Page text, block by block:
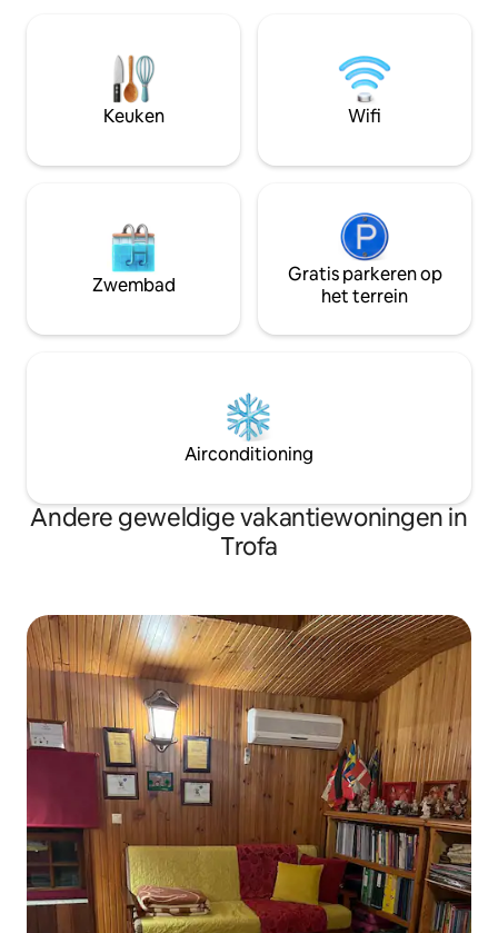
vrienden of een rustig uitje plant, onze
accommodatie biedt de perfecte
setting. Bushalte direct aan de voorkant.
bedoelde plaats
verplaatsen. Ik
gast te helpen
mogelijk te
Keuken Wifi
Zwembad
Gratis parkeren op
het terrein
Airconditioning
Andere geweldige vakantiewoningen in
Trofa